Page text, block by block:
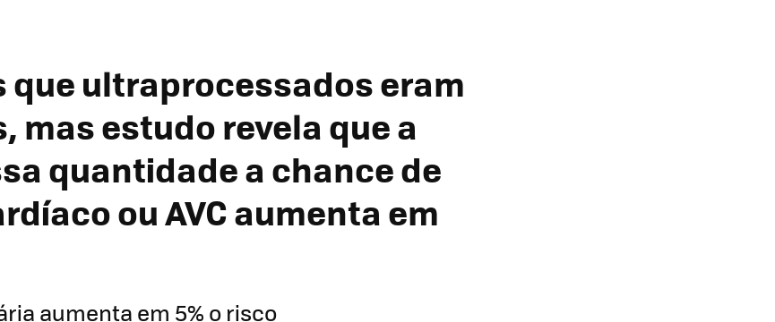
que ultraprocessados eram
mas estudo revela que a
quantidade a chance de
ou AVC aumenta em
aumenta em 5% o risco